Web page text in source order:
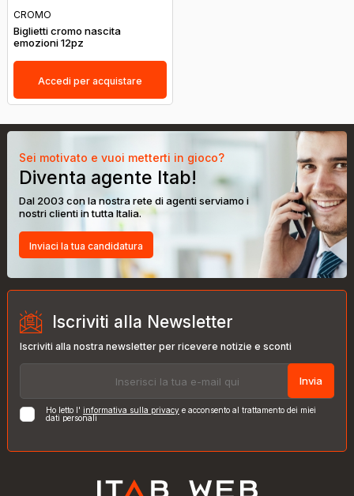
CROMO
Biglietti cromo nascita
emozioni 12pz
Accedi per acquistare
Sei motivato e vuoi metterti in gioco?
Diventa agente Itab!
Dal 2003 con la nostra rete di agenti serviamo i
nostri clienti in tutta Italia.
Inviaci la tua candidatura
Iscriviti alla Newsletter
Iscriviti alla nostra newsletter per ricevere notizie e sconti
Invia
Ho letto l' informativa sulla privacy e acconsento al trattamento dei miei
dati personali